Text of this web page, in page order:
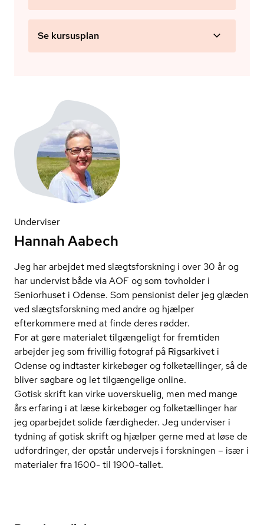
Se kursusplan
Underviser
Hannah Aabech
Jeg har arbejdet med slægts­forsk­ning i over 30 år og
har undervist både via AOF og som tovholder i
Seniorhuset i Odense. Som pensionist deler jeg glæden
ved slægts­forsk­ning med andre og hjælper
efterkommere med at finde deres rødder.
For at gøre materialet tilgængeligt for fremtiden
arbejder jeg som frivillig fotograf på Rigsarkivet i
Odense og indtaster kirkebøger og folketællinger, så de
bliver søgbare og let tilgængelige online.
Gotisk skrift kan virke uoverskuelig, men med mange
års erfaring i at læse kirkebøger og folketællinger har
jeg oparbejdet solide færdigheder. Jeg underviser i
tydning af gotisk skrift og hjælper gerne med at løse de
udfordringer, der opstår undervejs i forskningen – især i
materialer fra 1600- til 1900-tallet.